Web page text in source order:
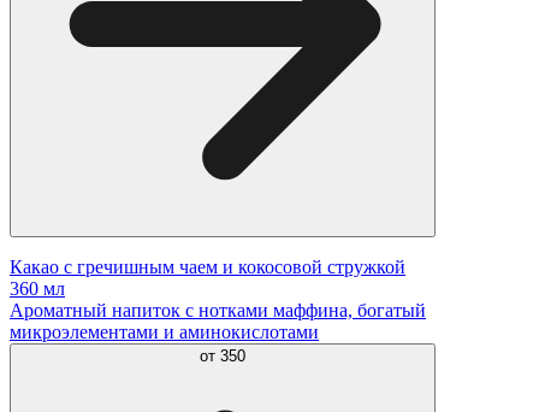
Какао с гречишным чаем и кокосовой стружкой
360 мл
Ароматный напиток с нотками маффина, богатый
микроэлементами и аминокислотами
от 350